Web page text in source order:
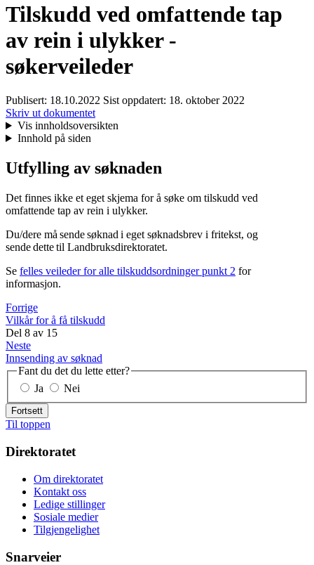
Tilskudd ved omfattende tap
av rein i ulykker -
søkerveileder
Publisert: 18.10.2022 Sist oppdatert: 18. oktober 2022
Skriv ut dokumentet
Vis innholdsoversikten
Innhold på siden
Utfylling av søknaden
Det finnes ikke et eget skjema for å søke om tilskudd ved
omfattende tap av rein i ulykker.
Du/dere må sende søknad i eget søknadsbrev i fritekst, og
sende dette til Landbruksdirektoratet.
Se felles veileder for alle tilskuddsordninger punkt 2 for
informasjon.
Forrige
Vilkår for å få tilskudd
Del 8 av 15
Neste
Innsending av søknad
Fant du det du lette etter?
Ja
Nei
Fortsett
Til toppen
Direktoratet
Om direktoratet
Kontakt oss
Ledige stillinger
Sosiale medier
Tilgjengelighet
Snarveier